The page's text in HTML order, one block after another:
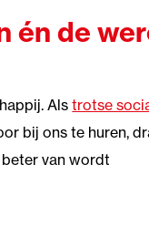
én de
Alstrotse
bij ons te huren,
van wordt